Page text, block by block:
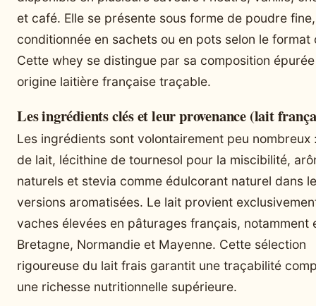
et café. Elle se présente sous forme de poudre fine,
conditionnée en sachets ou en pots selon le format
Cette whey se distingue par sa composition
origine laitière française traçable.
Les ingrédients clés et leur provenance (lait
Les ingrédients sont volontairement peu nombreux
de lait, lécithine de tournesol pour la miscibilité,
naturels et stevia comme édulcorant naturel dans
versions aromatisées. Le lait provient
vaches élevées en pâturages français, notamment
Bretagne, Normandie et Mayenne. Cette sélection
rigoureuse du lait frais garantit une traçabilité
une richesse nutritionnelle supérieure.